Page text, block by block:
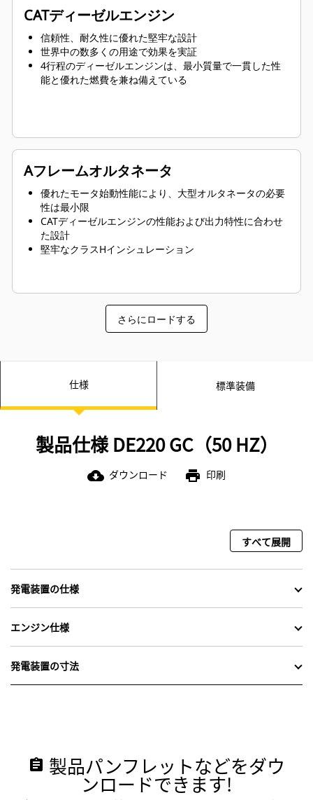
CATディーゼルエンジン
信頼性、耐久性に優れた堅牢な設計
世界中の数多くの用途で効果を実証
4行程のディーゼルエンジンは、最小質量で一貫した性
能と優れた燃費を兼ね備えている
Aフレームオルタネータ
優れたモータ始動性能により、大型オルタネータの必要
性は最小限
CATディーゼルエンジンの性能および出力特性に合わせ
た設計
堅牢なクラスHインシュレーション
さらにロードする
仕様 標準装備
製品仕様 DE220 GC（50 HZ）
cloud_download ダウンロード print 印刷
すべて展開
発電装置の仕様
エンジン仕様
発電装置の寸法
assignment 製品パンフレットなどをダウ
ンロードできます!